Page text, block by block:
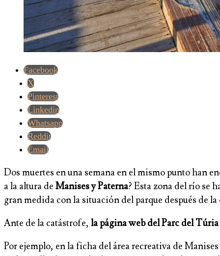
Facebook
X
Pinterest
Linkedin
Whatsapp
Reddit
Email
Dos muertes en una semana en el mismo punto han
a la altura de Manises y Paterna? Esta zona del río se
gran medida con la situación del parque después de la
Ante de la catástrofe, la página web del Parc del
Por ejemplo, en la ficha del área recreativa de